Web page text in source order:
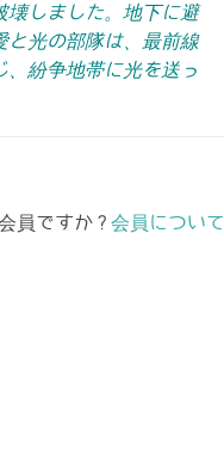
壊しました。地下に避
と光の部隊は、最前線
紛争地帯に光を送っ
員ですか ? 会員について